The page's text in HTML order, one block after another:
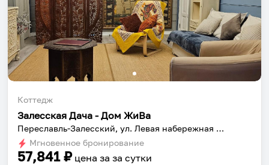
Коттедж
Залесская Дача - Дом ЖиВа
Переславль-Залесский, ул. Левая набережная д.9б
Мгновенное бронирование
57,841₽ цена за за сутки
Собери путешествие без сложностей
Сохраняй места, повторяй маршруты, находи
компанию и бронируй жильё в одном
приложении.
Установить приложение